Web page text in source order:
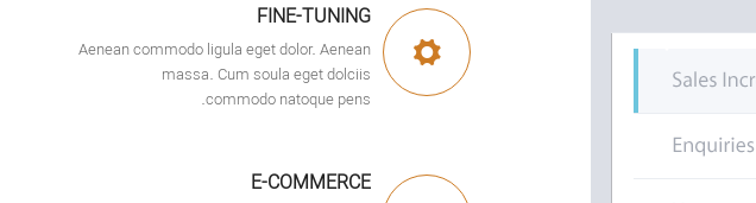
FINE-TUNING
Aenean commodo ligula eget dolor. Aenean
massa. Cum soula eget dolciis
commodo natoque pens.
E-COMMERCE